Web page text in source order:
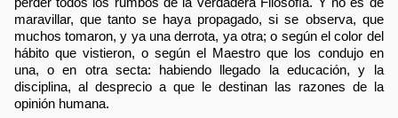
maravillar, que tanto se haya propagado, si se observa, que
muchos tomaron, y ya una derrota, ya otra; o según el color del
hábito que vistieron, o según el Maestro que los condujo en
una, o en otra secta: habiendo llegado la educación, y la
disciplina, al desprecio a que le destinan las razones de la
opinión humana.